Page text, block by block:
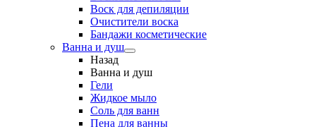
Воск для депиляции
Очистители воска
Бандажи косметические
Ванна и душ
Назад
Ванна и душ
Гели
Жидкое мыло
Соль для ванн
Пена для ванны